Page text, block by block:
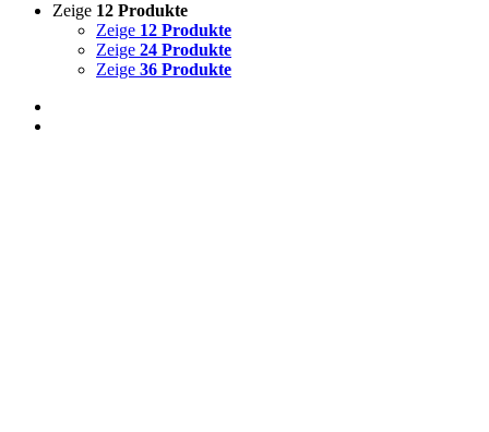
Zeige 12 Produkte
Zeige 12 Produkte
Zeige 24 Produkte
Zeige 36 Produkte